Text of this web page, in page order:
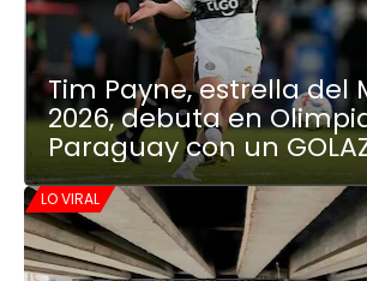
Tim Payne, estrella del
2026, debuta en
Paraguay con un
LO VIRAL